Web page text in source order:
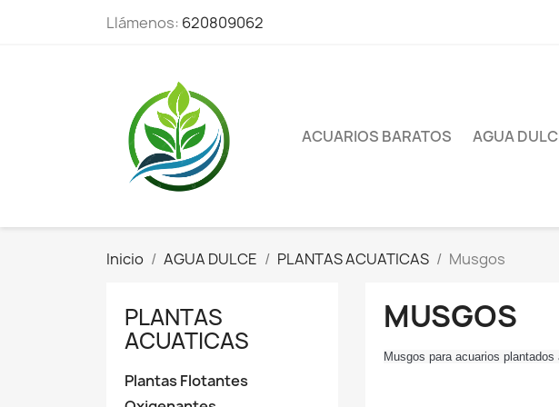
Llámenos: 620809062
ACUARIOS BARATOS AGUA
Inicio AGUA DULCE PLANTAS ACUATICAS Musgos
PLANTAS
ACUATICAS
Plantas Flotantes
MUSGOS
Musgos para acuarios